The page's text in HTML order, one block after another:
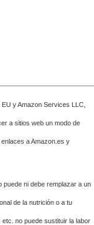
y Amazon Services LLC,
a sitios web un modo de
a Amazon.es y
puede ni debe remplazar a un
de la nutrición o a tu
no puede sustituir la labor